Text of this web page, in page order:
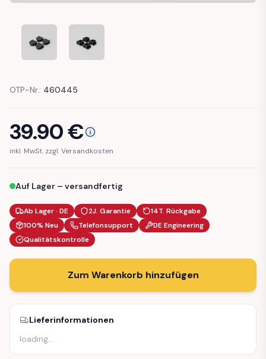
BMW E36 COVER CAP SCREW DOOR PANEL FRONT
BMW E36 COVER CAP SCREW DOOR PANEL
OTP-Nr.: 460445
39.90€
inkl. MwSt. zzgl. Versandkosten
Auf Lager – versandfertig
Ab Lager · DE 2J. Garantie
14T. Rückgabe
100% Neu
Telefonsupport
DE Engineering
Qualitätskontrolle
Zum Warenkorb hinzufügen
Lieferinformationen
loading…